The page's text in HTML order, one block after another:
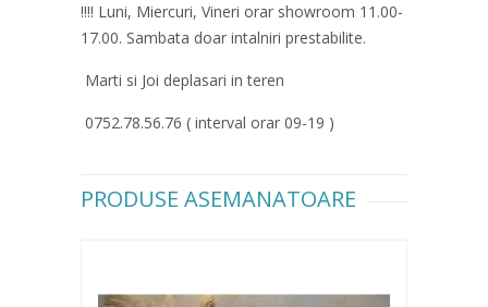
!!!! Luni, Miercuri, Vineri orar showroom 11.00-
17.00. Sambata doar intalniri prestabilite.
Marti si Joi deplasari in teren
0752.78.56.76 ( interval orar 09-19 )
PRODUSE ASEMANATOARE